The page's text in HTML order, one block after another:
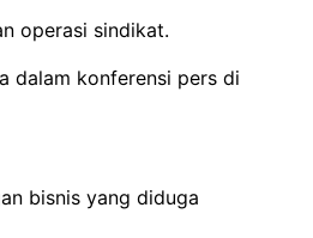
operasi sindikat.
dalam konferensi pers di
bisnis yang diduga